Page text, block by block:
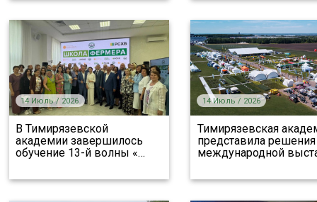
14 Июль / 2026
В Тимирязевской
академии завершилось
обучение 13-й волны «…
14 Июль / 2026
Тимирязевская
представила решения
международной